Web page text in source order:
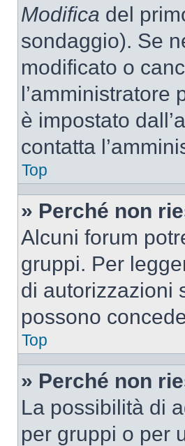
Modifica del
sondaggio). Se
modificato o
l’amministratore
è impostato
contatta
Top
» Perché non
Alcuni forum
gruppi. Per
di autorizzazioni
possono
Top
» Perché non
La possibilità di
per gruppi o per